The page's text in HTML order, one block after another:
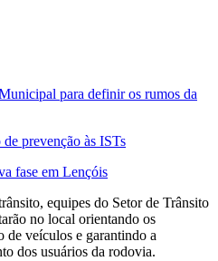
para definir os rumos da
de prevenção às ISTs
fase em Lençóis
equipes do Setor de Trânsito
no local orientando os
de veículos e garantindo a
dos usuários da rodovia.